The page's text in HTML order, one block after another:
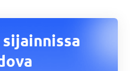
sijainnissa